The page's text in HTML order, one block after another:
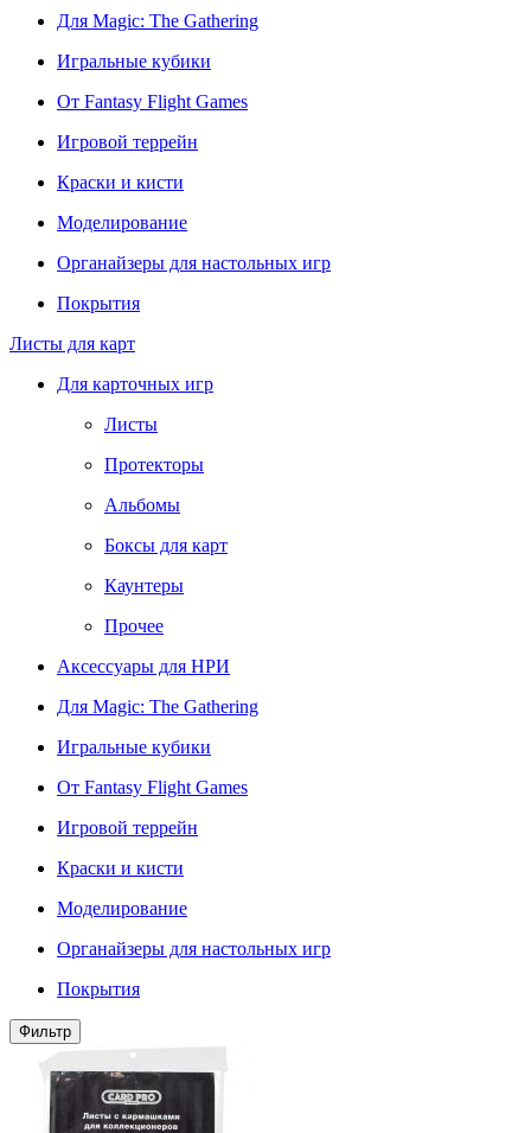
Для Magic: The Gathering
Игральные кубики
От Fantasy Flight Games
Игровой террейн
Краски и кисти
Моделирование
Органайзеры для настольных игр
Покрытия
Листы для карт
Для карточных игр
Листы
Протекторы
Альбомы
Боксы для карт
Каунтеры
Прочее
Аксессуары для НРИ
Для Magic: The Gathering
Игральные кубики
От Fantasy Flight Games
Игровой террейн
Краски и кисти
Моделирование
Органайзеры для настольных игр
Покрытия
Фильтр